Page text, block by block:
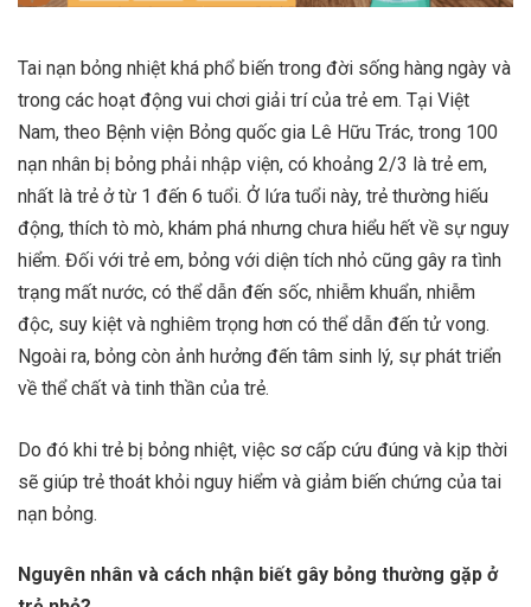
Tai nạn bỏng nhiệt khá phổ biến trong đời sống hàng ngày và
trong các hoạt động vui chơi giải trí của trẻ em. Tại Việt
Nam, theo Bệnh viện Bỏng quốc gia Lê Hữu Trác, trong 100
nạn nhân bị bỏng phải nhập viện, có khoảng 2/3 là trẻ em,
nhất là trẻ ở từ 1 đến 6 tuổi. Ở lứa tuổi này, trẻ thường hiếu
động, thích tò mò, khám phá nhưng chưa hiểu hết về sự nguy
hiểm. Đối với trẻ em, bỏng với diện tích nhỏ cũng gây ra tình
trạng mất nước, có thể dẫn đến sốc, nhiễm khuẩn, nhiễm
độc, suy kiệt và nghiêm trọng hơn có thể dẫn đến tử vong.
Ngoài ra, bỏng còn ảnh hưởng đến tâm sinh lý, sự phát triển
về thể chất và tinh thần của trẻ.
Do đó khi trẻ bị bỏng nhiệt, việc sơ cấp cứu đúng và kịp thời
sẽ giúp trẻ thoát khỏi nguy hiểm và giảm biến chứng của tai
nạn bỏng.
Nguyên nhân và cách nhận biết gây bỏng thường gặp ở